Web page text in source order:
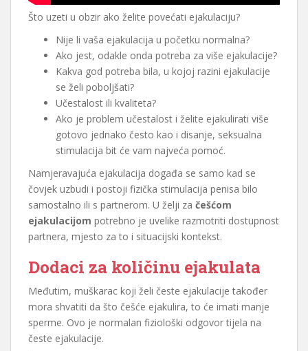
Što uzeti u obzir ako želite povećati ejakulaciju?
Nije li vaša ejakulacija u početku normalna?
Ako jest, odakle onda potreba za više ejakulacije?
Kakva god potreba bila, u kojoj razini ejakulacije
se želi poboljšati?
Učestalost ili kvaliteta?
Ako je problem učestalost i želite ejakulirati više
gotovo jednako često kao i disanje, seksualna
stimulacija bit će vam najveća pomoć.
Namjeravajuća ejakulacija događa se samo kad se
čovjek uzbudi i postoji fizička stimulacija penisa bilo
samostalno ili s partnerom. U želji za češćom
ejakulacijom potrebno je uvelike razmotriti dostupnost
partnera, mjesto za to i situacijski kontekst.
Dodaci za količinu ejakulata
Međutim, muškarac koji želi česte ejakulacije također
mora shvatiti da što češće ejakulira, to će imati manje
sperme. Ovo je normalan fiziološki odgovor tijela na
česte ejakulacije.